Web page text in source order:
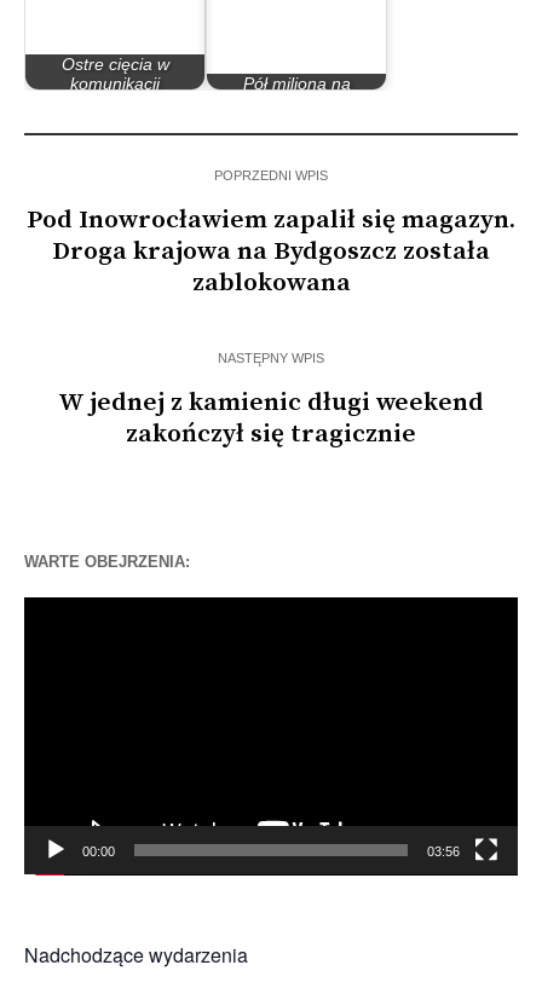
Ostre cięcia w
komunikacji
Pół miliona na
POPRZEDNI WPIS
Pod Inowrocławiem zapalił się magazyn.
Droga krajowa na Bydgoszcz została
zablokowana
NASTĘPNY WPIS
W jednej z kamienic długi weekend
zakończył się tragicznie
WARTE OBEJRZENIA:
00:00 03:56
Nadchodzące wydarzenia